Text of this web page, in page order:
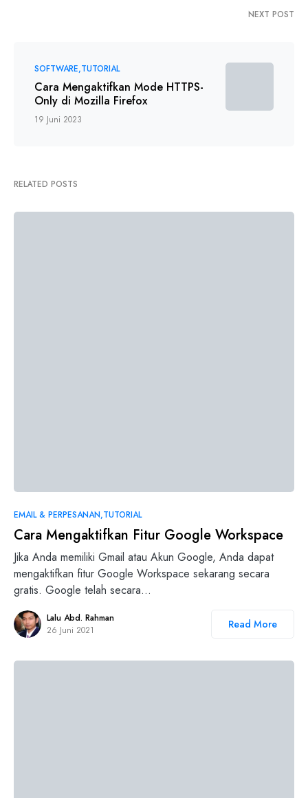
NEXT POST
SOFTWARE TUTORIAL
Cara Mengaktifkan Mode HTTPS-
Only di Mozilla Firefox
19 Juni 2023
RELATED POSTS
EMAIL & PERPESANAN TUTORIAL
Cara Mengaktifkan Fitur Google Workspace
Jika Anda memiliki Gmail atau Akun Google, Anda dapat
mengaktifkan fitur Google Workspace sekarang secara
gratis. Google telah secara…
Lalu Abd. Rahman
26 Juni 2021
Read More